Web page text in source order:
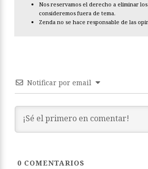
Nos reservamos el derecho a eliminar
consideremos fuera de tema.
Zenda no se hace responsable de las
Notificar por email
0 COMENTARIOS